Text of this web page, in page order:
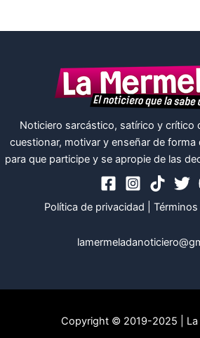
Noticiero sarcástico, satírico y crítico
cuestionar, motivar y enseñar de forma
para que participe y se apropie de las
Política de privacidad
Copyright © 2019-2025 | La